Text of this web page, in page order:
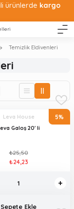
ürünlerde kargo
Temizlik Eldivenleri
5%
Leva House
Galoş 20' li
₺25,50
₺24,23
Sepete Ekle